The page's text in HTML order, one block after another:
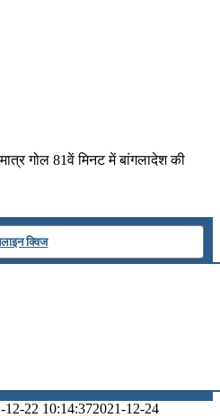
गोल 81वें मिनट में बांगलादेश की
क्विज
12-22 10:14:372021-12-24